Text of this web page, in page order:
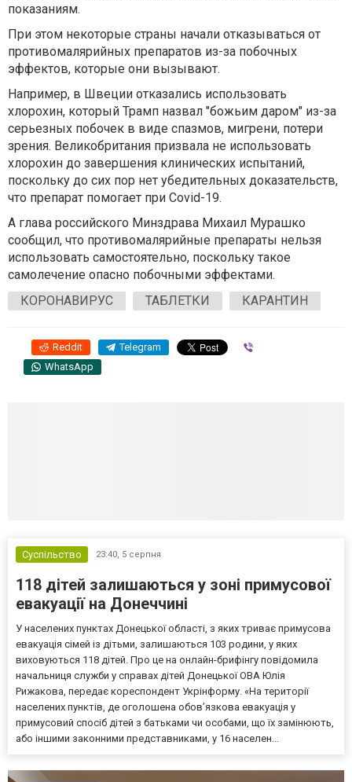
показаниям.
При этом некоторые страны начали отказываться от
противомалярийных препаратов из-за побочных
эффектов, которые они вызывают.
Например, в Швеции отказались использовать
хлорохин, который Трамп назвал "божьим даром" из-за
серьезных побочек в виде спазмов, мигрени, потери
зрения. Великобритания призвала не использовать
хлорохин до завершения клинических испытаний,
поскольку до сих пор нет убедительных доказательств,
что препарат помогает при Cоvid-19.
А глава российского Минздрава Михаил Мурашко
сообщил, что противомалярийные препараты нельзя
использовать самостоятельно, поскольку такое
самолечение опасно побочными эффектами.
КОРОНАВИРУС
ТАБЛЕТКИ КАРАНТИН
Reddit Telegram
WhatsApp
Суспільство 23:40, 5 серпня
118 дітей залишаються у зоні примусової
евакуації на Донеччині
У населених пунктах Донецької області, з яких триває примусова
евакуація сімей із дітьми, залишаються 103 родини, у яких
виховуються 118 дітей. Про це на онлайн-брифінгу повідомила
начальниця служби у справах дітей Донецької ОВА Юлія
Рижакова, передає кореспондент Укрінформу. «На території
населених пунктів, де оголошена обов’язкова евакуація у
примусовий спосіб дітей з батьками чи особами, що їх замінюють,
або іншими законними представниками, у 16 населен...